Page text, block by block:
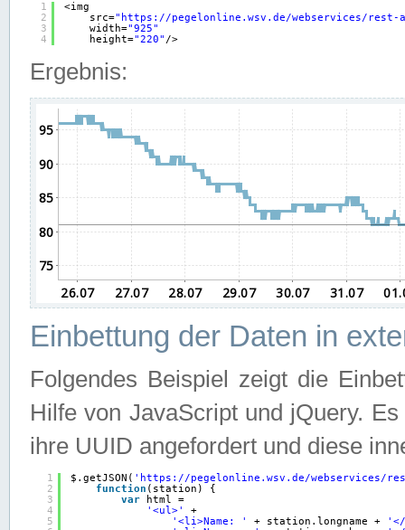
1
2
3
4
<img
src=" https://pegelonline.wsv.de/webservices/rest-
width="925"
height="220" />
Ergebnis:
Einbettung der Daten in
Folgendes Beispiel zeigt die
Hilfe von JavaScript und jQuery.
ihre UUID angefordert und diese
1
2
3
4
5
$.getJSON( ' https://pegelonline.wsv.de/webservices/
function (station) {
var
html =
'<ul>'
+
'<li>Name: '
+ station.longname +